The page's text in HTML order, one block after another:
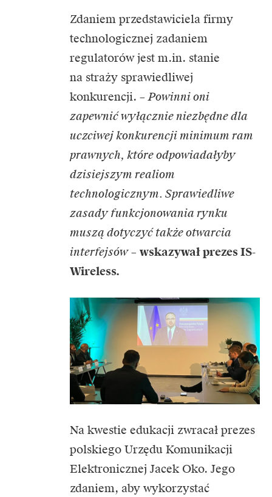
Zdaniem przedstawiciela firmy
technologicznej zadaniem
regulatorów jest m.in. stanie
na straży sprawiedliwej
konkurencji. –Powinni oni
zapewnić wyłącznie niezbędne dla
uczciwej konkurencji minimum ram
prawnych, które odpowiadałyby
dzisiejszym realiom
technologicznym. Sprawiedliwe
zasady funkcjonowania rynku
muszą dotyczyć także otwarcia
interfejsów– wskazywał prezes IS-
Wireless.
Na kwestie edukacji zwracał prezes
polskiego Urzędu Komunikacji
Elektronicznej Jacek Oko. Jego
zdaniem, aby wykorzystać